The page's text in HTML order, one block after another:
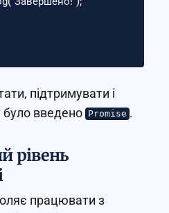
підтримувати і
введено Promise .
рівень
працювати з